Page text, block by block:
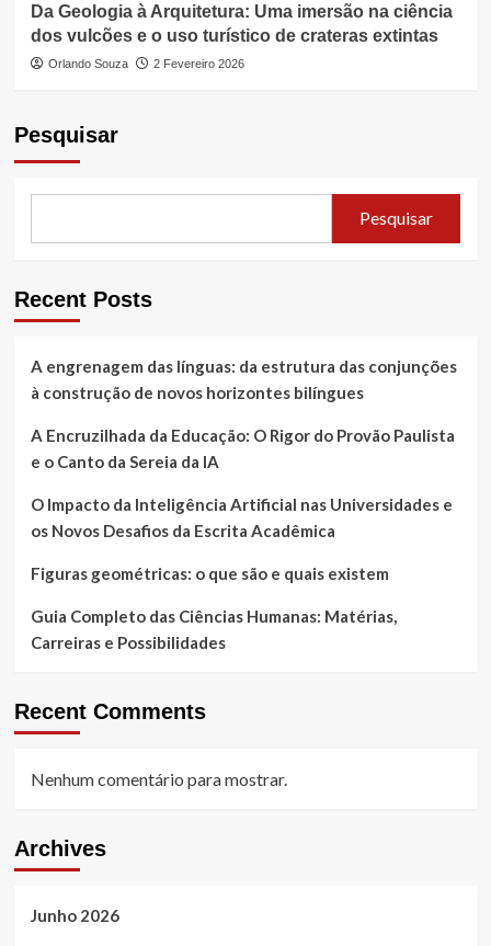
Da Geologia à Arquitetura: Uma imersão na ciência
dos vulcões e o uso turístico de crateras extintas
Orlando Souza 2 Fevereiro 2026
Pesquisar
Pesquisar
Recent Posts
A engrenagem das línguas: da estrutura das conjunções
à construção de novos horizontes bilíngues
A Encruzilhada da Educação: O Rigor do Provão Paulista
e o Canto da Sereia da IA
O Impacto da Inteligência Artificial nas Universidades e
os Novos Desafios da Escrita Acadêmica
Figuras geométricas: o que são e quais existem
Guia Completo das Ciências Humanas: Matérias,
Carreiras e Possibilidades
Recent Comments
Nenhum comentário para mostrar.
Archives
Junho 2026